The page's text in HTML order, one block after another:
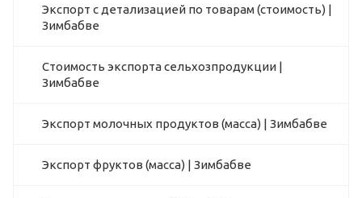
Экспорт с детализацией по товарам (стоимость) |
Зимбабве
Стоимость экспорта сельхозпродукции |
Зимбабве
Экспорт молочных продуктов (масса) | Зимбабве
Экспорт фруктов (масса) | Зимбабве